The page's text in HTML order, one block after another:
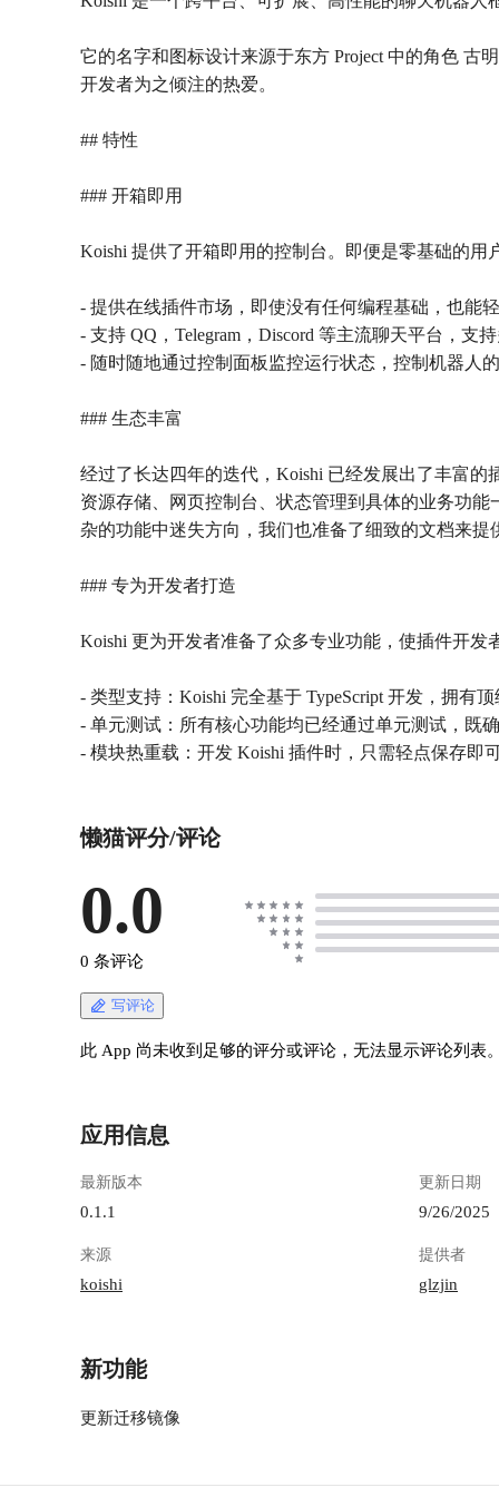
它的名字和图标设计来源于东方 Project 中的角色 古
开发者为之倾注的热爱。
## 特性
### 开箱即用
Koishi 提供了开箱即用的控制台。即便是零基础的
- 提供在线插件市场，即使没有任何编程基础，也能
- 支持 QQ，Telegram，Discord 等主流聊天平台，支
- 随时随地通过控制面板监控运行状态，控制机器人
### 生态丰富
经过了长达四年的迭代，Koishi 已经发展出了丰富
资源存储、网页控制台、状态管理到具体的业务功
杂的功能中迷失方向，我们也准备了细致的文档来提
### 专为开发者打造
Koishi 更为开发者准备了众多专业功能，使插件开
- 类型支持：Koishi 完全基于 TypeScript 开发，拥有
- 单元测试：所有核心功能均已经通过单元测试，既
- 模块热重载：开发 Koishi 插件时，只需轻点保存
懒猫评分/评论
0.0
0 条评论
写评论
此 App 尚未收到足够的评分或评论，无法显示评论列表
应用信息
最新版本
0.1.1
更新日期
9/26/2025
来源
koishi
提供者
glzjin
新功能
更新迁移镜像